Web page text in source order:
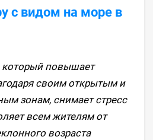
с видом на море в
который повышает
своим открытым и
зонам, снимает стресс
всем жителям от
возраста